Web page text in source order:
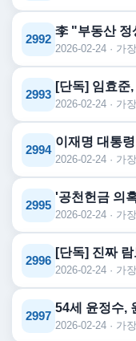
2992
2026-02-24 · 가
2993
2026-02-24 · 가
2994
2026-02-24 · 가
2995
2026-02-24 · 가
2996
2026-02-24 · 가
2997
2026-02-24 · 가